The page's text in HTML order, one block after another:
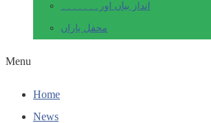
انداز بیاں اور۔۔۔۔۔۔۔
محفل یاراں
Menu
Home
News